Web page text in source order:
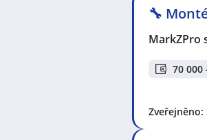
🔧
MarkZPro
70 000
Zveřejněno: